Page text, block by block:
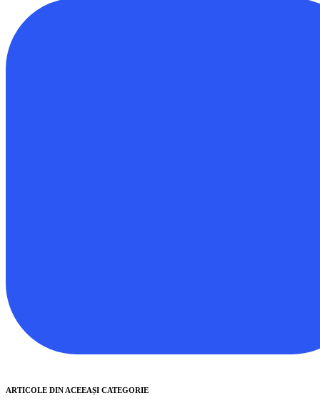
ARTICOLE DIN ACEEAȘI CATEGORIE